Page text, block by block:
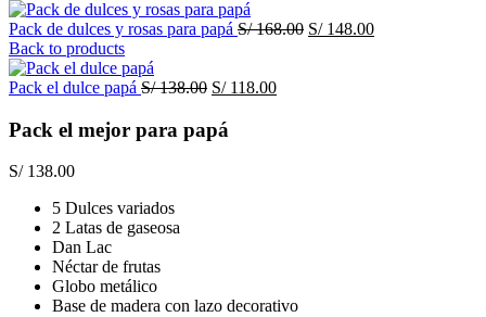
Pack de dulces y rosas para papá S/168.00 El
S/148.00El
Back to products
Pack el dulce papá S/138.00 El
original
era:
S/118.00El
Pack el mejor para papá
S/138.00
5 Dulces variados
2 Latas de gaseosa
Dan Lac
Néctar de frutas
Globo metálico
Base de madera con lazo decorativo